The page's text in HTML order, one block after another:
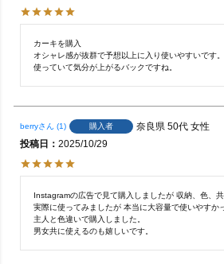
カーキを購入
オシャレ感が抜群で予想以上に入り使いやすいです。
berry 1 購入者 奈良県 50代 女性
投稿日
2025/10/29
Instagramの広告で見て購入しましたが 収納、色、共
実際に使ってみましたが 本当に大容量で使いやすか
主人と色違いで購入しました。
男女共に使えるのも嬉しいです。